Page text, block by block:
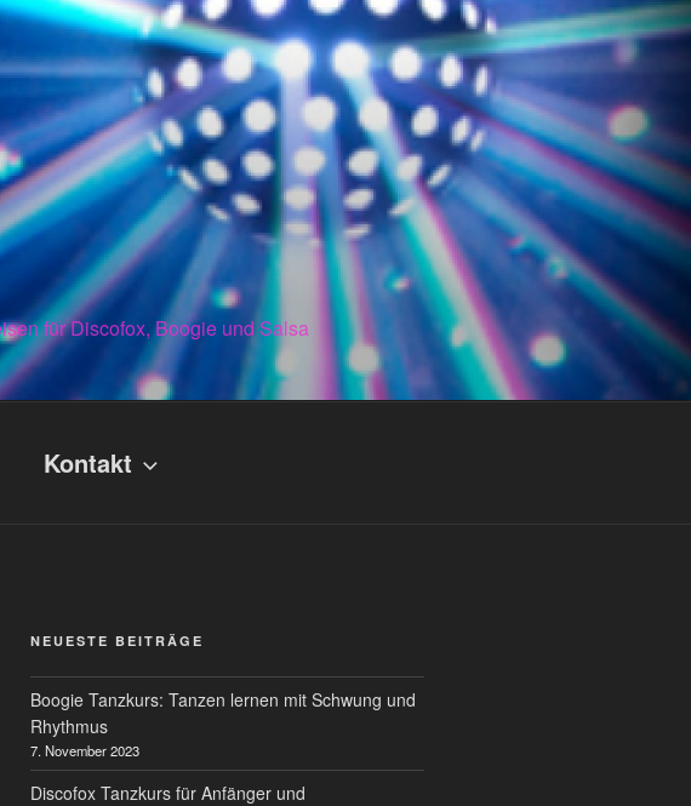
für Discofox, Boogie und Salsa
Kontakt
NEUESTE BEITRÄGE
Boogie Tanzkurs: Tanzen lernen mit Schwung und
Rhythmus
7. November 2023
Discofox Tanzkurs für Anfänger und